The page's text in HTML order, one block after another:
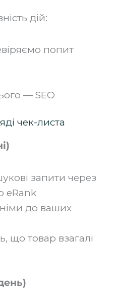
дій:
попит
— SEO‍
чек-листа
запити через
eRank
до ваших
що товар взагалі